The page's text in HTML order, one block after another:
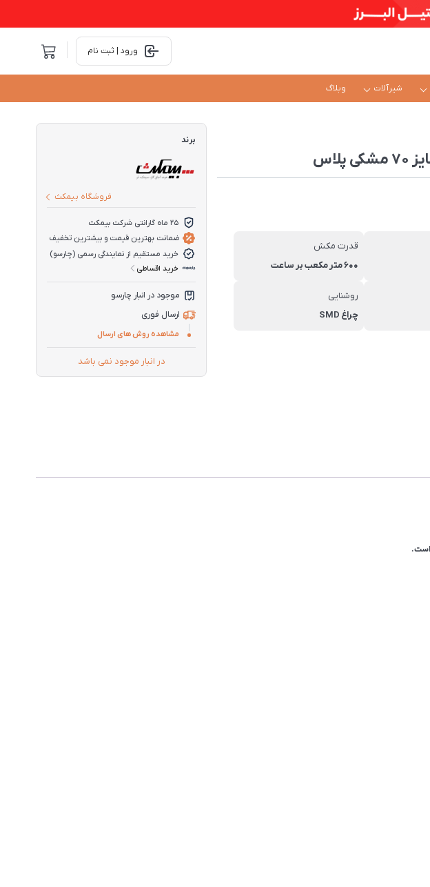
ورود | ثبت نام
شیرآلات وبلاگ
قدرت مکش
600 متر مکعب بر ساعت
روشنایی
چراغ SMD
برند
فروشگاه بیمکث
25 ماه گارانتی شرکت بیمکث
ضمانت بهترین قیمت و بیشترین تخفیف
خرید مستقیم از نمایندگی رسمی (چارسو)
خرید اقساطی
موجود در انبار چارسو
ارسال فوری
مشاهده روش های ارسال
در انبار موجود نمی باشد